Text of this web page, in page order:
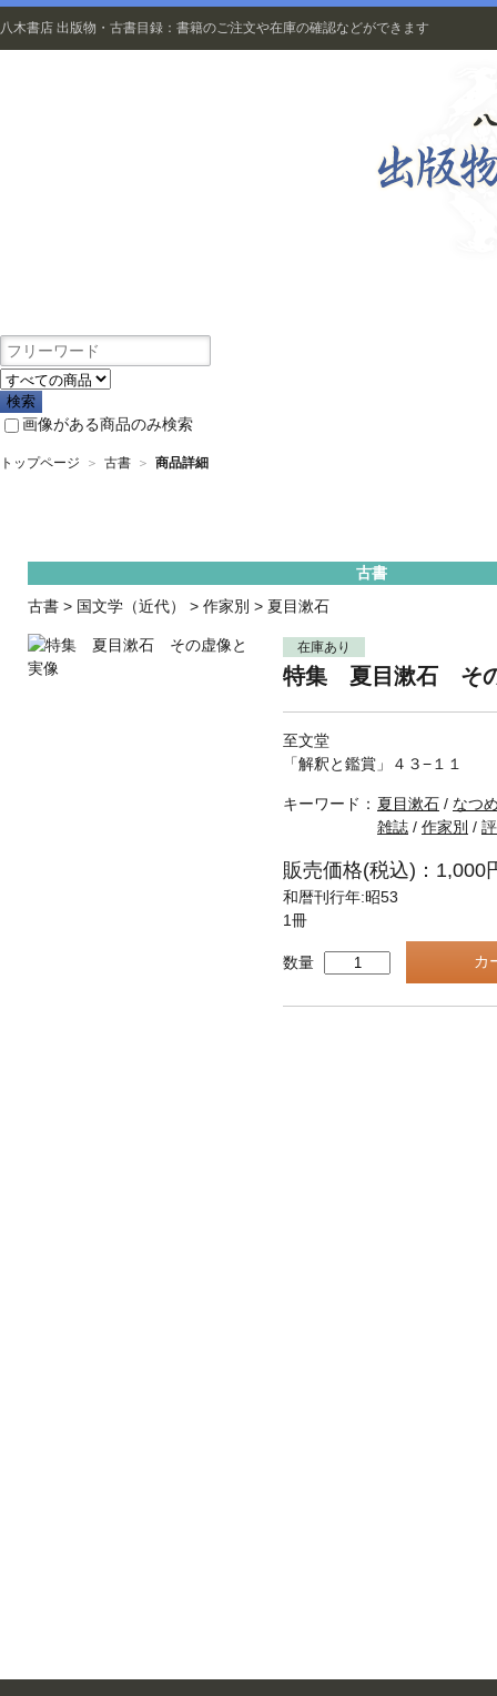
八木書店 出版物・古書目録：書籍のご注文や在庫の確認などができます
画像がある商品のみ検索
トップページ ＞ 古書 ＞ 商品詳細
古書
古書 > 国文学（近代） > 作家別 > 夏目漱石
在庫あり
特集 夏目漱石 そ
至文堂
「解釈と鑑賞」４３−１１
キーワード： 夏目漱石 / なつ
雑誌 / 作家別 /
販売価格(税込)：1,000
和暦刊行年:昭53
1冊
数量